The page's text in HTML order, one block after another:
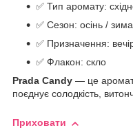
✅ Тип аромату:
✅ Сезон: осінь /
✅ Призначення:
✅ Флакон: скло
Prada Candy — це аромат
поєднує солодкість,
Приховати